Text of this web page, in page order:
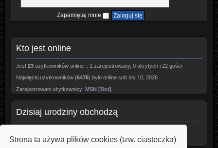
Strona ta używa plików cookies (tzw. ciasteczka)
Zapamiętaj mnie
Kto jest online
Jest 23użytkowników online :: 1 zarejestrowany, 0 ukrytych i 22 gości
Najwięcej użytkowników (6476) było online sob sty 10, 2026
Zarejestrowani użytkownicy: MSN [Bot]
Dzisiaj urodziny obchodzą
(58)
ZAWISZA(39)